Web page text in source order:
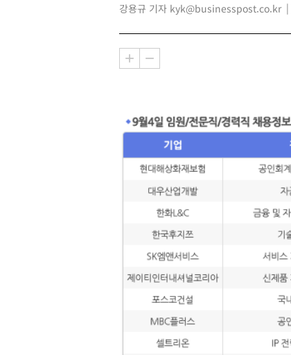
강용규 기자 kyk@businesspost.co.kr